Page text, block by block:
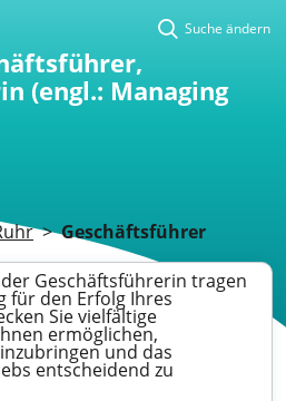
Suche ändern
(engl.: Managing
> Geschäftsführer
Geschäftsführerin tragen
für den Erfolg Ihres
Sie vielfältige
ermöglichen,
und das
entscheidend zu